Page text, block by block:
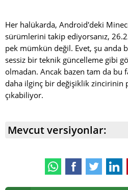
Her halükarda, Android'deki
sürümlerini takip ediyorsanız,
pek mümkün değil. Evet, şu anda
sessiz bir teknik güncelleme gibi
olmadan. Ancak bazen tam da bu
daha ilginç bir değişiklik zincirinin
çıkabiliyor.
Mevcut versiyonlar: